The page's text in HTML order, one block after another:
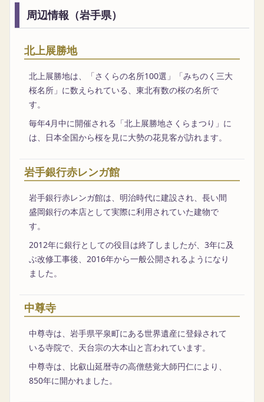
周辺情報（岩手県）
北上展勝地
北上展勝地は、「さくらの名所100選」「みちのく三大
桜名所」に数えられている、東北有数の桜の名所で
す。
毎年4月中に開催される「北上展勝地さくらまつり」に
は、日本全国から桜を見に大勢の花見客が訪れます。
岩手銀行赤レンガ館
岩手銀行赤レンガ館は、明治時代に建設され、長い間
盛岡銀行の本店として実際に利用されていた建物で
す。
2012年に銀行としての役目は終了しましたが、3年に及
ぶ改修工事後、2016年から一般公開されるようになり
ました。
中尊寺
中尊寺は、岩手県平泉町にある世界遺産に登録されて
いる寺院で、天台宗の大本山と言われています。
中尊寺は、比叡山延暦寺の高僧慈覚大師円仁により、
850年に開かれました。